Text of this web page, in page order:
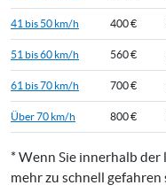
41 bis 50 km/h 400 €
51 bis 60 km/h 560 €
61 bis 70 km/h 700 €
Über 70 km/h 800 €
* Wenn Sie innerhalb
mehr zu schnell gefahren